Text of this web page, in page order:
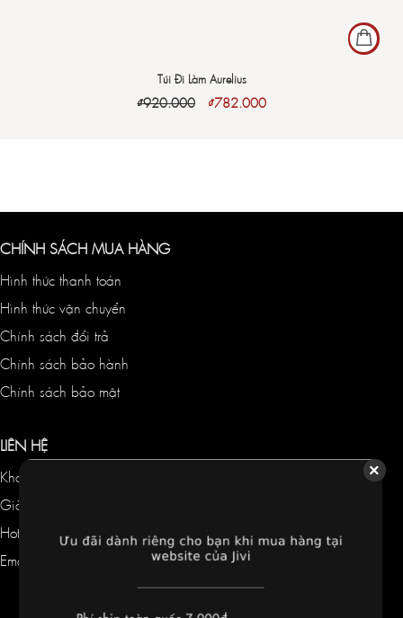
Túi Đi Làm Aurelius
₫920.000 ₫782.000
CHÍNH SÁCH MUA HÀNG
Hình thức thanh toán
Hình thức vận chuyển
Chính sách đổi trả
Chính sách bảo hành
Chính sách bảo mật
LIÊN HỆ
Kho hàng:
21/8 Lý Phục Man, P. Tân Thuận, TP. Hồ Chí Minh
Giờ hoạt động: 9h30 - 18h00 (Thứ 2 đến Thứ 7)
Hotline: 0868 86 86 30
Email: jivivietnam@gmail.com